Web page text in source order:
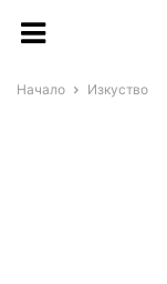
Начало Изкуство